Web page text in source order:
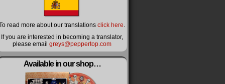
read more about our translations click here.
If you are interested in becoming a translator,
please email greys@peppertop.com
Available in our shop…